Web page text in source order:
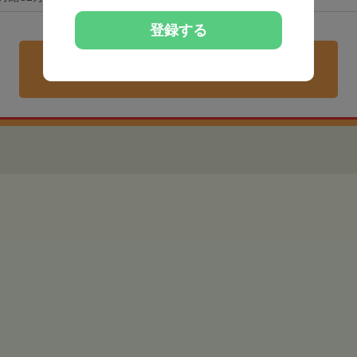
地域相場より給与高めの
登録する